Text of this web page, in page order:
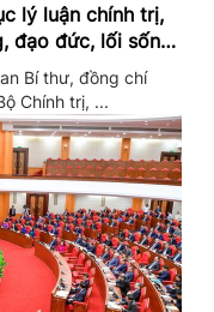
lý luận chính trị,
đạo đức, lối sống,
hệ thống giáo
Bí thư, đồng chí
Chính trị, ...